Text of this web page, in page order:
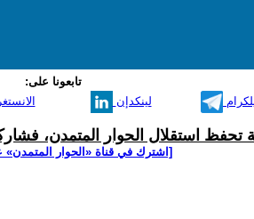
تابعونا على:
لينكدإن
تحفظ استقلال الحوار المتمدن،
[اشترك في قناة ‫«الحوار المتمدن»